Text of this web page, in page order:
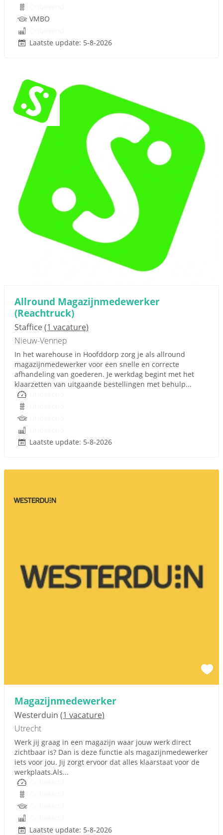
VMBO
Laatste update: 5-8-2026
Allround Magazijnmedewerker
(Reachtruck)
Staffice(1 vacature)
Nieuw-Vennep
In het warehouse in Hoofddorp zorg je als allround
magazijnmedewerker voor een snelle en correcte
afhandeling van goederen. Je werkdag begint met het
klaarzetten van uitgaande bestellingen met behulp...
Laatste update: 5-8-2026
Magazijnmedewerker
Westerduin (1 vacature)
Utrecht
Werk jij graag in een magazijn waar jouw werk direct
zichtbaar is? Dan is deze functie als magazijnmedewerker
iets voor jou. Jij zorgt ervoor dat alles klaarstaat voor de
werkplaats.Als...
Laatste update: 5-8-2026